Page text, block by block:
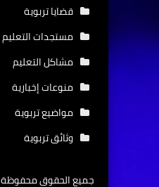
قضايا تربوية
مستجدات التعليم
مشاكل التعليم
منوعات إخبارية
مواضيع تربوية
وثائق تربوية
جميع الحقوق محفوظة